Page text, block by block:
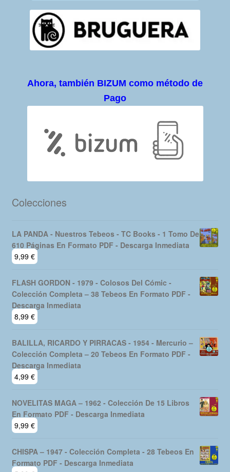
Ahora, también BIZUM como método de
Pago
Colecciones
LA PANDA - Nuestros Tebeos - TC Books - 1 Tomo De
610 Páginas En Formato PDF - Descarga Inmediata
9,99 €
FLASH GORDON - 1979 - Colosos Del Cómic -
Colección Completa – 38 Tebeos En Formato PDF -
Descarga Inmediata
8,99 €
BALILLA, RICARDO Y PIRRACAS - 1954 - Mercurio –
Colección Completa – 20 Tebeos En Formato PDF -
Descarga Inmediata
4,99 €
NOVELITAS MAGA – 1962 - Colección De 15 Libros
En Formato PDF - Descarga Inmediata
9,99 €
CHISPA – 1947 - Colección Completa - 28 Tebeos En
Formato PDF - Descarga Inmediata